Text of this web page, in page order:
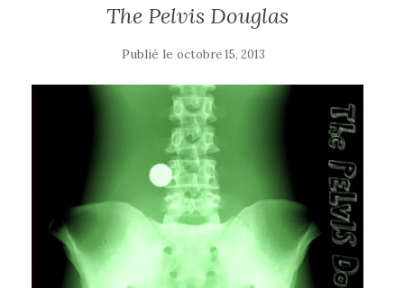
The Pelvis Douglas
Publié le octobre 15, 2013